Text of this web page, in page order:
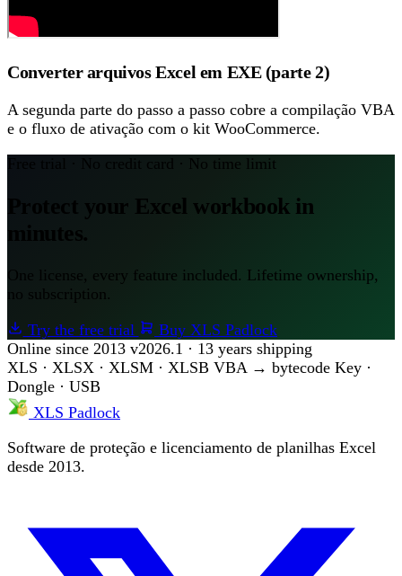
Converter arquivos Excel em EXE (parte 2)
A segunda parte do passo a passo cobre a compilação VBA
e o fluxo de ativação com o kit WooCommerce.
Free trial · No credit card · No time limit
Protect your Excel workbook in
One license, every feature included. Lifetime ownership,
no subscription.
Try the free trial
Buy XLS Padlock
Online since 2013 v2026.1 · 13 years shipping
XLS · XLSX · XLSM · XLSB VBA → bytecode Key ·
Dongle · USB
XLS Padlock
Software de proteção e licenciamento de planilhas Excel
desde 2013.